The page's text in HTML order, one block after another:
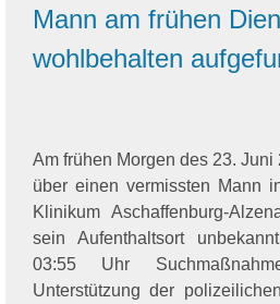
Mann am frühen
wohlbehalten
Am frühen Morgen des 23.
über einen vermissten Mann
Klinikum Aschaffenburg-
sein Aufenthaltsort
03:55 Uhr
Unterstützung der